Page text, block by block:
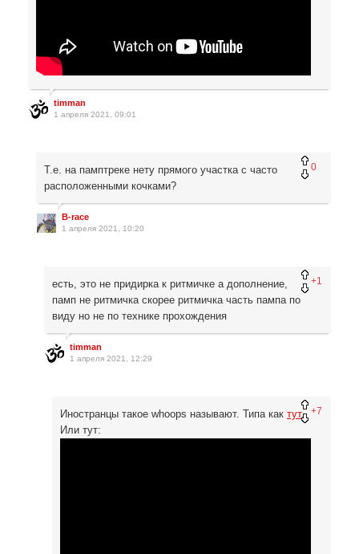
timman
1 апреля 2021, 09:01
0
Т.е. на памптреке нету прямого участка с часто
расположенными кочками?
B-race
1 апреля 2021, 10:20
+1
есть, это не придирка к ритмичке а дополнение,
памп не ритмичка скорее ритмичка часть пампа по
виду но не по технике прохождения
timman
1 апреля 2021, 12:29
+7
Иностранцы такое whoops называют. Типа как тут.
Или тут: